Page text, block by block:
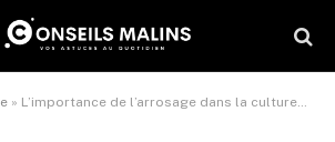
» L’importance de l’arrosage dans la culture d’un potager et les différences de fréquence entre les variétés de légumes